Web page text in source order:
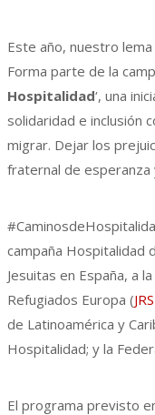
Este año, nuestro lema
Forma parte de la
Hospitalidad‘, una
solidaridad e inclusión
migrar. Dejar los
fraternal de esperanza
campaña Hospitalidad
Jesuitas en España, a
Refugiados Europa (
de Latinoamérica y
Hospitalidad; y la
El programa previsto